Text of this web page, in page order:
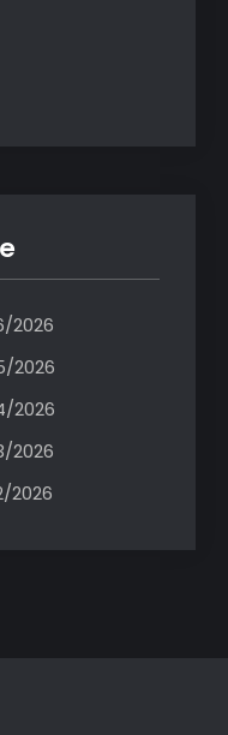
2026
2026
2026
2026
2026